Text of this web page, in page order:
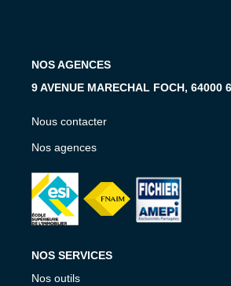
CONTACT
NOS AGENCES
9 AVENUE MARECHAL FOCH, 64000
Nous contacter
Nos agences
NOS SERVICES
Nos outils